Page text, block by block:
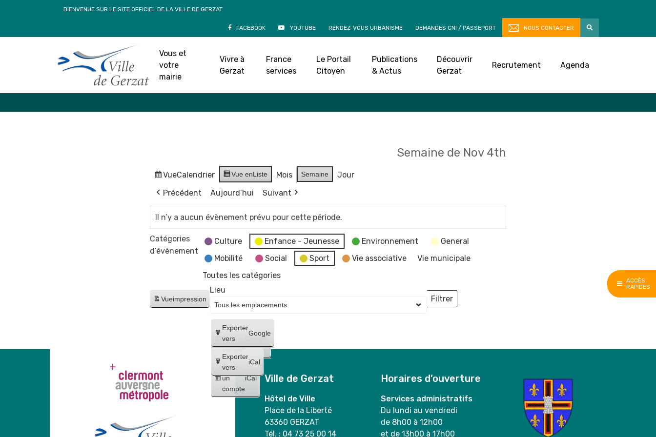
ACCÈS
RAPIDES
BIENVENUE SUR LE SITE OFFICIEL DE LA VILLE DE GERZAT
FACEBOOK YOUTUBE RENDEZ-VOUS URBANISME DEMANDES CNI / PASSEPORT NOUS CONTACTER
Vous et
votre
mairie
Vivre à
Gerzat
France
services
Le Portail
Citoyen
Publications
& Actus
Découvrir
Gerzat
Recrutement Agenda
Accueil»Agenda
Semaine de Nov 4th
VueCalendrier Vue enListe Mois Semaine
Jour
Précédent
Aujourd’hui Suivant
Il n’y a aucun évènement prévu pour cette période.
Catégories
d’évènement
Culture Enfance - Jeunesse Environnement
General
Mobilité
Social Sport Vie associative
Vie municipale
Toutes les catégories
Vueimpression
Créer
un
compte
Google
Créer
un
compte
iCal
Exporter
vers
Google
Exporter
vers
iCal
Lieu
Filtrer
Lieux
Ville de Gerzat
Hôtel de Ville
Place de la Liberté
63360 GERZAT
Tél. : 04 73 25 00 14
Horaires d’ouverture
Services administratifs
Du lundi au vendredi
de 8h00 à 12h00
et de 13h00 à 17h00